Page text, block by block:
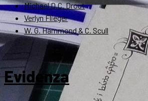
Michael D.C. Drout
Verlyn Flieger
W. G. Hammond & C. Scull
Evidenza